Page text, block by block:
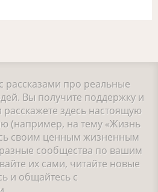
рассказами про реальные
Вы получите поддержку и
здесь настоящую
(например, на тему «Жизнь
своим ценным жизненным
сообщества по вашим
их сами, читайте новые
и общайтесь с